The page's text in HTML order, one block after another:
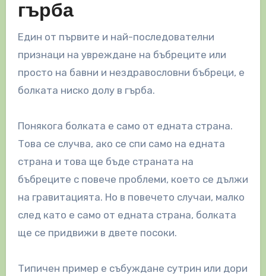
гърба
Един от първите и най-последователни
признаци на увреждане на бъбреците или
просто на бавни и нездравословни бъбреци, е
болката ниско долу в гърба.
Понякога болката е само от едната страна.
Това се случва, ако се спи само на едната
страна и това ще бъде страната на
бъбреците с повече проблеми, което се дължи
на гравитацията. Но в повечето случаи, малко
след като е само от едната страна, болката
ще се придвижи в двете посоки.
Типичен пример е събуждане сутрин или дори